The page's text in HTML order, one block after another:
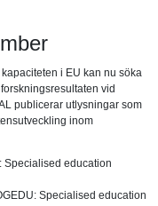
i EU kan nu söka
vid
publicerar utlysningar som
inom
Specialised education
Specialised education